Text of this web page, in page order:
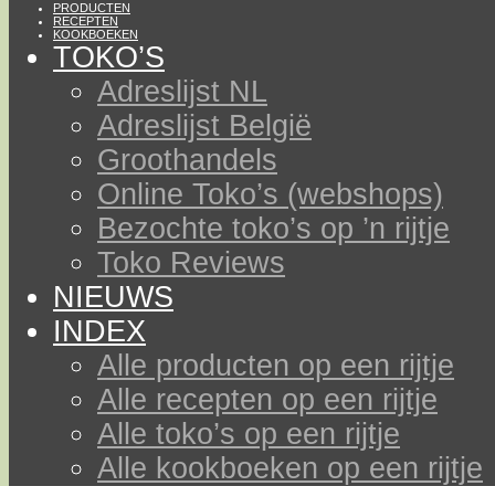
PRODUCTEN
RECEPTEN
KOOKBOEKEN
TOKO’S
Adreslijst NL
Adreslijst België
Groothandels
Online Toko’s (webshops)
Bezochte toko’s op ’n rijtje
Toko Reviews
NIEUWS
INDEX
Alle producten op een rijtje
Alle recepten op een rijtje
Alle toko’s op een rijtje
Alle kookboeken op een rijtje